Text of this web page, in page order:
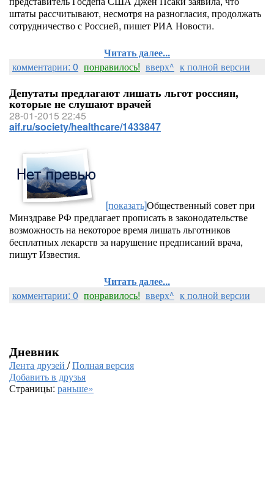
штаты рассчитывают, несмотря на разногласия, продолжать
сотрудничество с Россией, пишет РИА Новости.
Читать далее...
комментарии: 0 понравилось! вверх^ к полной версии
Депутаты предлагают лишать льгот россиян,
которые не слушают врачей
28-01-2015 22:45
aif.ru/society/healthcare/1433847
[показать]Общественный совет при
Минздраве РФ предлагает прописать в законодательстве
возможность на некоторое время лишать льготников
бесплатных лекарств за нарушение предписаний врача,
пишут Известия.
Читать далее...
комментарии: 0 понравилось! вверх^ к полной версии
Дневник
Лента друзей /Полная версия
Добавить в друзья
Страницы: раньше»